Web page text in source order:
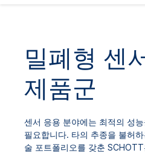
기술 상세
제품군
다운로드
밀폐형 센
제품군
센서 응용 분야에는 최적의 성
필요합니다. 타의 추종을 불허
술 포트폴리오를 갖춘